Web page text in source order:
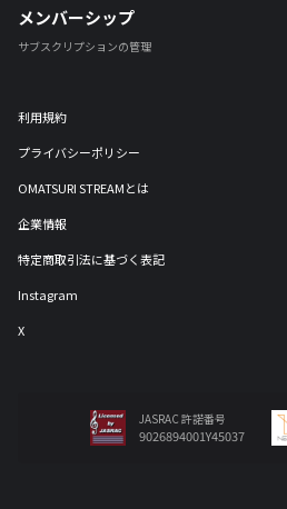
メンバーシップ
サブスクリプションの管理
利用規約
プライバシーポリシー
OMATSURI STREAMとは
企業情報
特定商取引法に基づく表記
Instagram
X
JASRAC 許諾番号
9026894001Y45037